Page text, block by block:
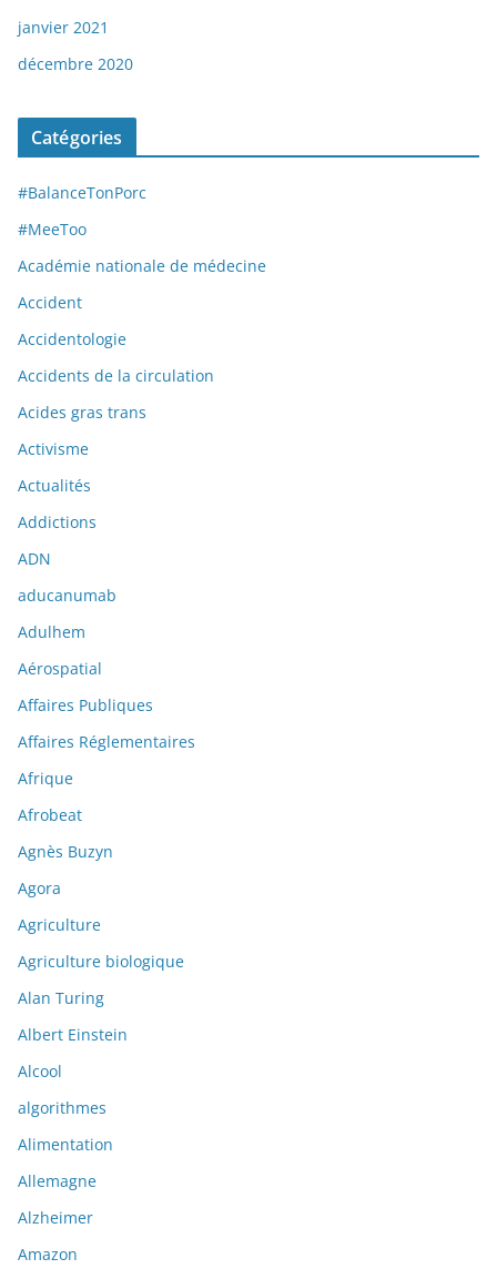
janvier 2021
décembre 2020
Catégories
#BalanceTonPorc
#MeeToo
Académie nationale de médecine
Accident
Accidentologie
Accidents de la circulation
Acides gras trans
Activisme
Actualités
Addictions
ADN
aducanumab
Adulhem
Aérospatial
Affaires Publiques
Affaires Réglementaires
Afrique
Afrobeat
Agnès Buzyn
Agora
Agriculture
Agriculture biologique
Alan Turing
Albert Einstein
Alcool
algorithmes
Alimentation
Allemagne
Alzheimer
Amazon